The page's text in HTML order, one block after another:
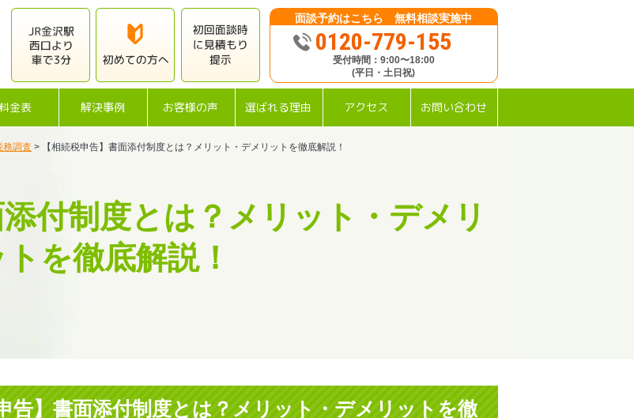
面談予約はこちら 無料相談実施中
0120-779-155
受付時間：9:00〜18:00
(平日・土日祝)
金表 解決事例 お客様の声 選ばれる理由 アクセス お問い合わせ
務調査 > 【相続税申告】書面添付制度とは？メリット・デメリットを徹底解説！
添付制度とは？メリット・デメリ
トを徹底解説！
告】書面添付制度とは？メリット・デメリットを徹